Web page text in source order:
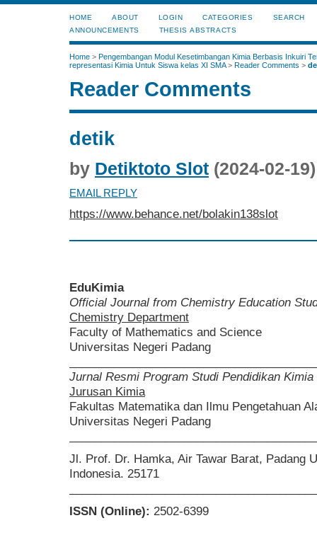
HOME ABOUT LOGIN CATEGORIES
SEARCH
ANNOUNCEMENTS
THESIS ABSTRACTS
Home > Pengembangan Modul Kesetimbangan Kimia Berbasis Inkuiri
representasi Kimia Untuk Siswa kelas XI SMA> Reader Comments >
Reader Comments
detik
by Detiktoto Slot (2024-02-19)
EMAIL REPLY
https://www.behance.net/bolakin138slot
EduKimia
Official Journal from Chemistry Education
Chemistry Department
Faculty of Mathematics and Science
Universitas Negeri Padang
Jurnal Resmi Program Studi Pendidikan Kimia
Jurusan Kimia
Fakultas Matematika dan Ilmu Pengetahuan
Universitas Negeri Padang
Jl. Prof. Dr. Hamka, Air Tawar Barat, Padang
Indonesia. 25171
ISSN (Online): 2502-6399